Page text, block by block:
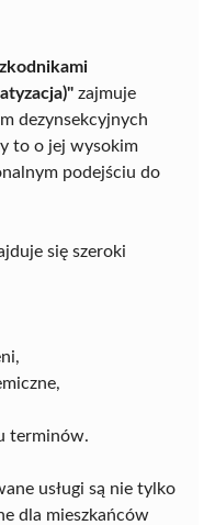
zajmuje
dezynsekcyjnych
to o jej wysokim
podejściu do
się szeroki
terminów.
usługi są nie tylko
dla mieszkańców